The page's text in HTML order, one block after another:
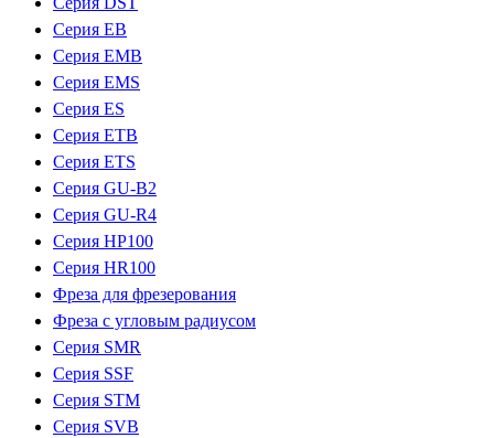
Серия EB
Серия EMB
Серия EMS
Серия ES
Серия ETB
Серия ETS
Серия GU-B2
Серия GU-R4
Серия HP100
Серия HR100
Фреза для фрезерования
Фреза с угловым радиусом
Серия SMR
Серия SSF
Серия STM
Серия SVB